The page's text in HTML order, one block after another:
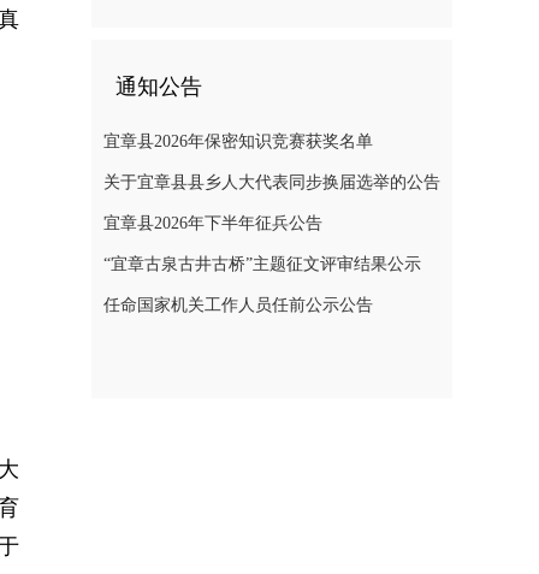
通知公告
宜章县2026年保密知识竞赛获奖名单
关于宜章县县乡人大代表同步换届选举的公告
宜章县2026年下半年征兵公告
“宜章古泉古井古桥”主题征文评审结果公示
任命国家机关工作人员任前公示公告